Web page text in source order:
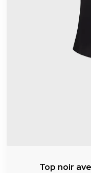
Top noir